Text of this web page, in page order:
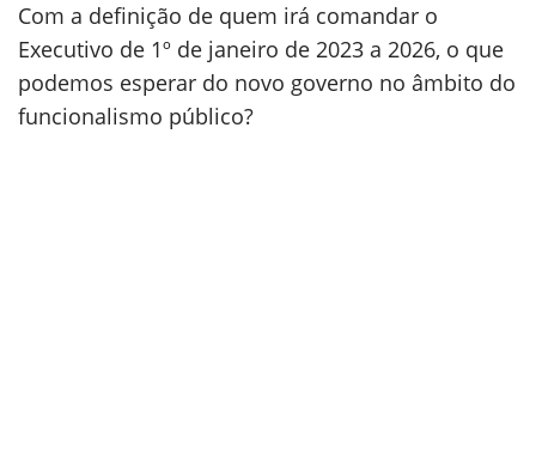
Com a definição de quem irá comandar o
Executivo de 1º de janeiro de 2023 a 2026, o que
podemos esperar do novo governo no âmbito do
funcionalismo público?